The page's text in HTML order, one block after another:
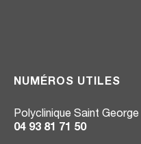
NUMÉROS UTILES
Polyclinique Saint George
04 93 81 71 50